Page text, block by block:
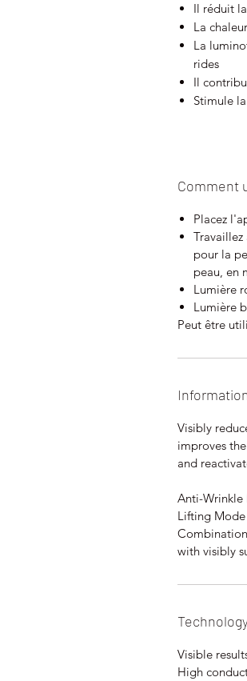
Il réduit
La
La
rides
Il
Stimule
Comment
Placez
pour la
peau, en
Lumière
Lumière
Peut être
Visibly
improves
and
Anti-Wrinkle
Lifting
with visibly
Visible
High